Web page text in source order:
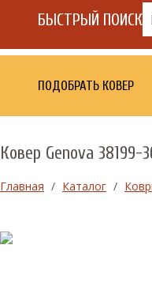
БЫСТРЫЙ ПОИСК
ПОДОБРАТЬ КОВЕР
Ковер Genova 38199-
Главная / Каталог /